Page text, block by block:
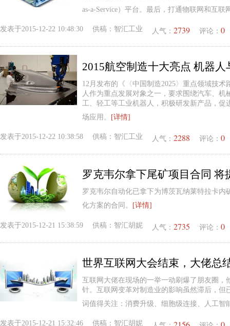
as-a-Service）平台。最后，打通物联网和互联
发表于2015-12-22 10:48:30 供稿： 智汇工业 人气： 2739 评论： 0
2015航空制造十大亮点 机器
12月发布的《〈中国制造2025〉重点领域技
人作为重点发展对象之一，要求围绕汽车、
工、轻工等工业机器人，积极研发新产品，促
场应用。
[详情]
发表于2015-12-22 10:38:58 供稿： 智汇工业 人气： 2288 评论： 0
罗克韦尔自动化已拿下为博茨瓦纳莱特拉卡
化方案的合同。
[详情]
发表于2015-12-21 15:38:59 供稿： 智汇胡妮 人气： 2735 评论： 0
互联网大佬在现场的一举一动刷爆了朋友圈
针。互联网变革对制造业的影响虽然滞后，但
词值得关注：消费升级、细胞级连接、人工智
发表于2015-12-21 15:32:46 供稿： 智汇胡妮